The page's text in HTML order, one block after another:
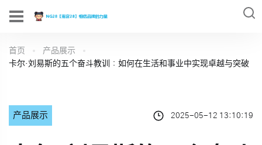
首页
产品展示
卡尔·刘易斯的五个奋斗教训：如何在生活和事业中实现卓越与突破
产品展示 2025-05-12 13:10:19